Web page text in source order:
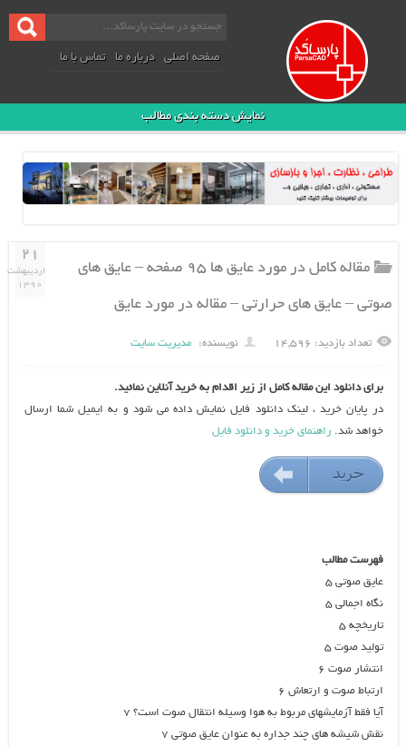
صفحه اصلی درباره ما تماس با ما
نمایش دسته بندی مطالب
۲۱
اردیبهشت
۱۳۹۰
مقاله کامل در مورد عایق ها ۹۵ صفحه – عایق های
صوتی – عایق های حرارتی – مقاله در مورد عایق
تعداد بازدید: ۱۴,۵۹۶ نویسنده: مدیریت سایت
برای دانلود این مقاله کامل از زیر اقدام به خرید آنلاین نمائید.
در پایان خرید ، لینک دانلود فایل نمایش داده می شود و به ایمیل شما ارسال
خواهد شد. راهنمای خرید و دانلود فایل
۱۴۰۰۰ تومان خريد
فهرست مطالب
عایق صوتی ۵
نگاه اجمالی ۵
تاریخچه ۵
تولید صوت ۵
انتشار صوت ۶
ارتباط صوت و ارتعاش ۶
آیا فقط آزمایشهای مربوط به هوا وسیله انتقال صوت است؟ ۷
نقش شیشه های چند جداره به عنوان عایق صوتی ۷